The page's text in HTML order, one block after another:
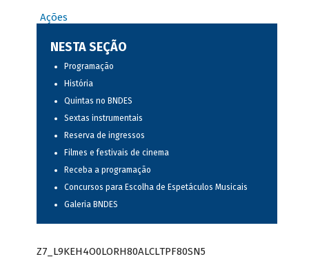
Ações
NESTA SEÇÃO
Programação
História
Quintas no BNDES
Sextas instrumentais
Reserva de ingressos
Filmes e festivais de cinema
Receba a programação
Concursos para Escolha de Espetáculos Musicais
Galeria BNDES
Z7_L9KEH4O0LORH80ALCLTPF80SN5